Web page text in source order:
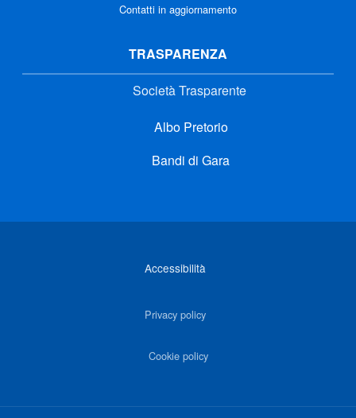
Contatti in aggiornamento
TRASPARENZA
Società Trasparente
Albo Pretorio
Bandi di Gara
Accessibilità
Privacy policy
Cookie policy